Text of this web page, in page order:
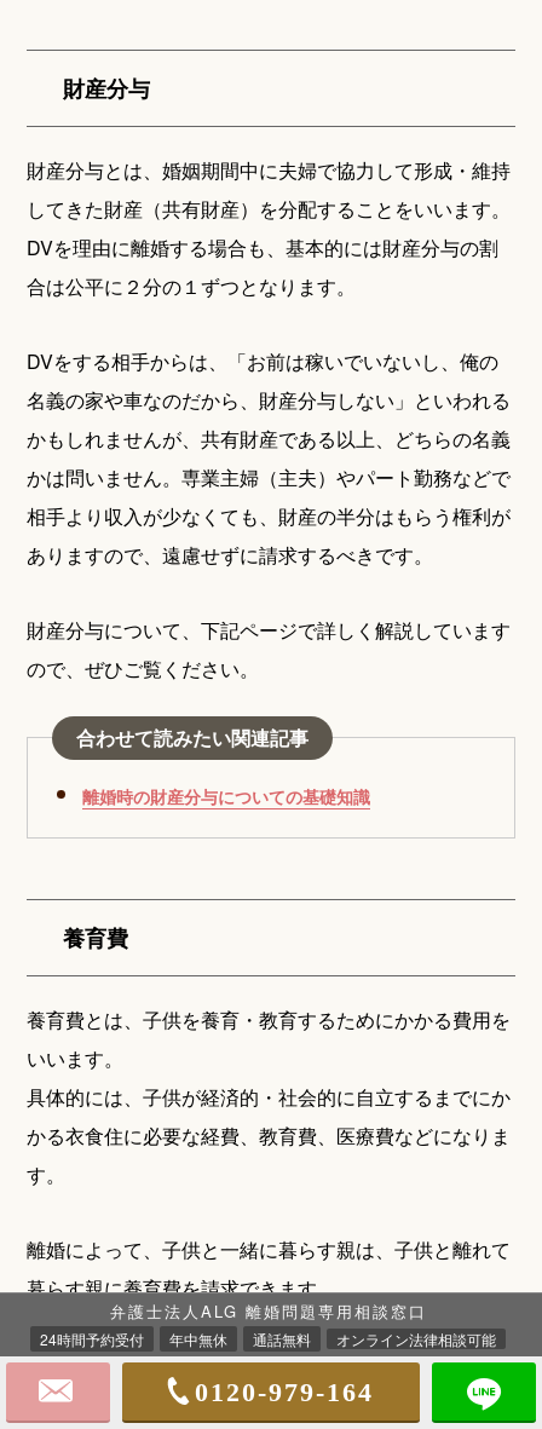
財産分与
財産分与とは、婚姻期間中に夫婦で協力して形成・維持
してきた財産（共有財産）を分配することをいいます。
DVを理由に離婚する場合も、基本的には財産分与の割
合は公平に２分の１ずつとなります。
DVをする相手からは、「お前は稼いでいないし、俺の
名義の家や車なのだから、財産分与しない」といわれる
かもしれませんが、共有財産である以上、どちらの名義
かは問いません。専業主婦（主夫）やパート勤務などで
相手より収入が少なくても、財産の半分はもらう権利が
ありますので、遠慮せずに請求するべきです。
財産分与について、下記ページで詳しく解説しています
ので、ぜひご覧ください。
合わせて読みたい関連記事
離婚時の財産分与についての基礎知識
養育費
養育費とは、子供を養育・教育するためにかかる費用を
いいます。
具体的には、子供が経済的・社会的に自立するまでにか
かる衣食住に必要な経費、教育費、医療費などになりま
す。
離婚によって、子供と一緒に暮らす親は、子供と離れて
暮らす親に養育費を請求できます。
DVが原因で離婚しても、元夫婦が子供の親であること
は変わりません。
したがって、子供と離れて暮らす親には養育費をきちん
弁護士法人ALG 離婚問題専用相談窓口
24時間予約受付 年中無休 通話無料 オンライン法律相談可能
0120-979-164